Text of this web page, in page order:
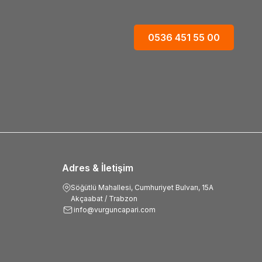
0536 451 55 00
Adres & İletişim
Söğütlü Mahallesi, Cumhuriyet Bulvarı, 15A
Akçaabat / Trabzon
info@vurguncapari.com